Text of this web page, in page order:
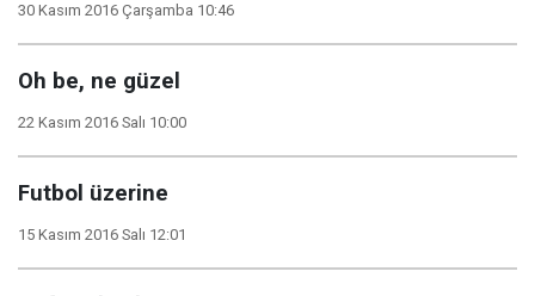
30 Kasım 2016 Çarşamba 10:46
Oh be, ne güzel
22 Kasım 2016 Salı 10:00
Futbol üzerine
15 Kasım 2016 Salı 12:01